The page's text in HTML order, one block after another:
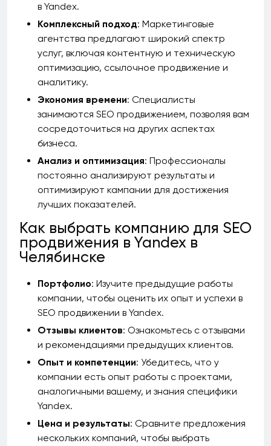
в Yandex.
Комплексный подход: Маркетинговые
агентства предлагают широкий спектр
услуг, включая контентную и техническую
оптимизацию, ссылочное продвижение и
аналитику.
Экономия времени: Специалисты
занимаются SEO продвижением, позволяя вам
сосредоточиться на других аспектах
бизнеса.
Анализ и оптимизация: Профессионалы
постоянно анализируют результаты и
оптимизируют кампании для достижения
лучших показателей.
Как выбрать компанию для SEO
продвижения в Yandex в
Челябинске
Портфолио: Изучите предыдущие работы
компании, чтобы оценить их опыт и успехи в
SEO продвижении в Yandex.
Отзывы клиентов: Ознакомьтесь с отзывами
и рекомендациями предыдущих клиентов.
Опыт и компетенции: Убедитесь, что у
компании есть опыт работы с проектами,
аналогичными вашему, и знания специфики
Yandex.
Цена и результаты: Сравните предложения
нескольких компаний, чтобы выбрать